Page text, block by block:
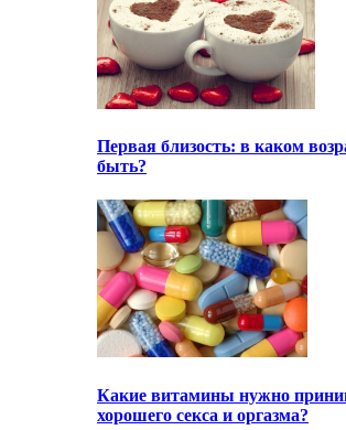
Первая близость: в каком
быть?
Какие витамины нужно
хорошего секса и оргазма?